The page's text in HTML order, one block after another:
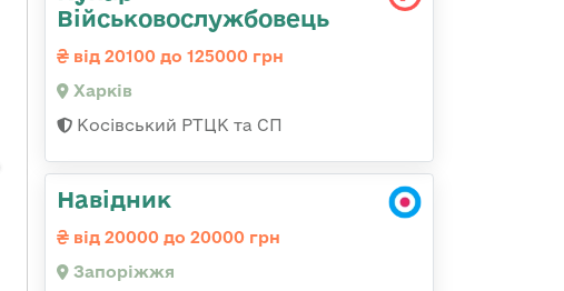
Військовослужбовець
від 20100 до 125000 грн
Харків
Косівський РТЦК та СП
Навідник
від 20000 до 20000 грн
Запоріжжя